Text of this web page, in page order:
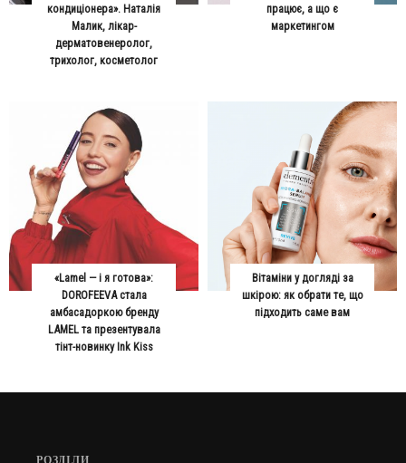
кондиціонера». Наталія
Малик, лікар-
дерматовенеролог,
трихолог, косметолог
працює, а що є
маркетингом
«Lamel — і я готова»:
DOROFEEVA стала
амбасадоркою бренду
LAMEL та презентувала
тінт-новинку Ink Kiss
Вітаміни у догляді за
шкірою: як обрати те, що
підходить саме вам